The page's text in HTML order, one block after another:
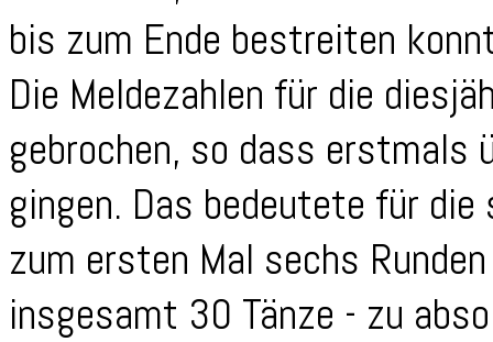
bis zum Ende bestreiten
Die Meldezahlen für die
gebrochen, so dass erstmals
gingen. Das bedeutete für
zum ersten Mal sechs
insgesamt 30 Tänze - zu